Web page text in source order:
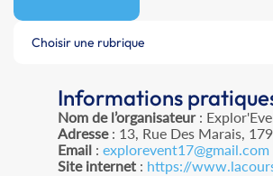
Choisir une rubrique
Informations
Nom de l’organisateur:
Adresse: 13, Rue Des Marais,
Email : explorevent17@gmail.com
Site internet : https://